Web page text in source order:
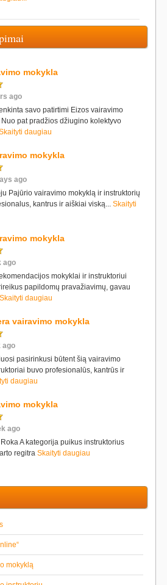
mokykla
ago
savo patirtimi Eizos vairavimo
Nuo pat pradžios džiugino kolektyvo
daugiau
mokykla
ago
Pajūrio vairavimo mokyklą ir instruktorių
kantrus ir aiškiai viską... Skaityti
mokykla
ago
mokyklai ir instruktoriui
papildomų pravažiavimų, gavau
Skaityti daugiau
vairavimo mokykla
ago
pasirinkusi būtent šią vairavimo
buvo profesionalūs, kantrūs ir
daugiau
mokykla
ago
A kategorija puikus instruktorius
regitra Skaityti daugiau
mokyklą